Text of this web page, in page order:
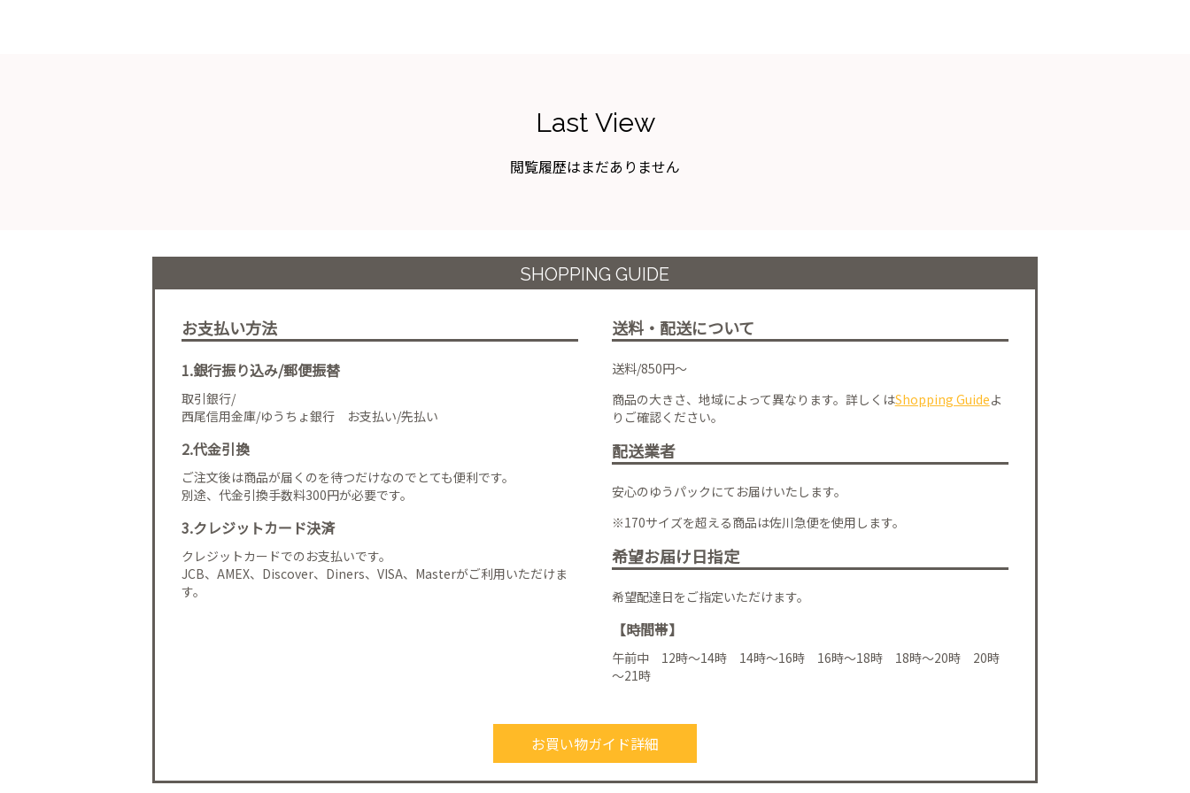
Last View
閲覧履歴はまだありません
SHOPPING GUIDE
お支払い方法
1.銀行振り込み/郵便振替
取引銀行/
西尾信用金庫/ゆうちょ銀行 お支払い/先払い
2.代金引換
ご注文後は商品が届くのを待つだけなのでとても便利です。
別途、代金引換手数料300円が必要です。
3.クレジットカード決済
クレジットカードでのお支払いです。
JCB、AMEX、Discover、Diners、VISA、Masterがご利用いただけま
す。
送料・配送について
送料/850円～
商品の大きさ、地域によって異なります。詳しくはShopping Guideよ
りご確認ください。
配送業者
安心のゆうパックにてお届けいたします。
※170サイズを超える商品は佐川急便を使用します。
希望お届け日指定
希望配達日をご指定いただけます。
【時間帯】
午前中 12時～14時 14時～16時 16時～18時 18時～20時 20時
～21時
お買い物ガイド詳細